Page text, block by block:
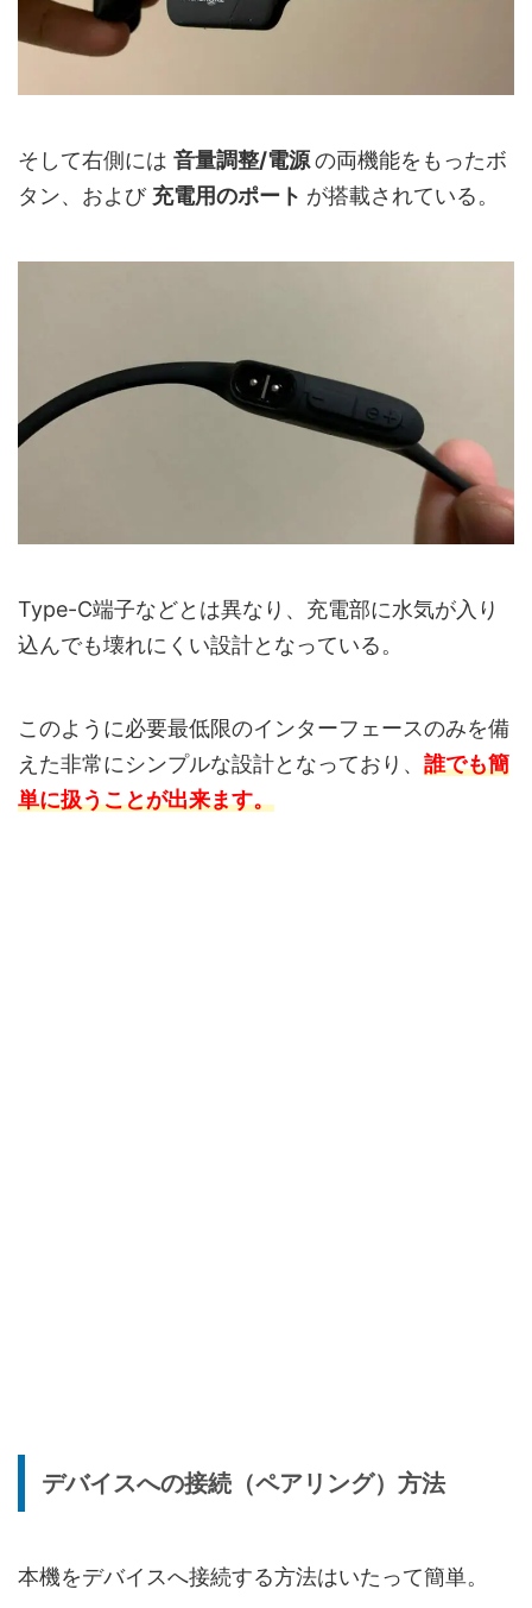
そして右側には 音量調整/電源の両機能をもったボ
タン、および 充電用のポート が搭載されている。
Type-C端子などとは異なり、充電部に水気が入り
込んでも壊れにくい設計となっている。
このように必要最低限のインターフェースのみを備
えた非常にシンプルな設計となっており、 誰でも簡
単に扱うことが出来ます。
デバイスへの接続（ペアリング）方法
本機をデバイスへ接続する方法はいたって簡単。